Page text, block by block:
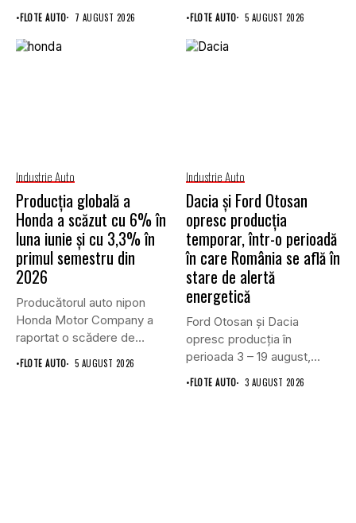
•FLOTE AUTO 7 AUGUST 2026
istorice în industria...
•FLOTE AUTO 5 AUGUST 2026
Industrie Auto
Producția globală a
Honda a scăzut cu 6% în
luna iunie și cu 3,3% în
primul semestru din
2026
Producătorul auto nipon
Honda Motor Company a
raportat o scădere de
6,1%...
•FLOTE AUTO 5 AUGUST 2026
Industrie Auto
Dacia și Ford Otosan
opresc producția
temporar, într-o perioadă
în care România se află în
stare de alertă
energetică
Ford Otosan și Dacia
opresc producția în
perioada 3 – 19 august,...
•FLOTE AUTO 3 AUGUST 2026